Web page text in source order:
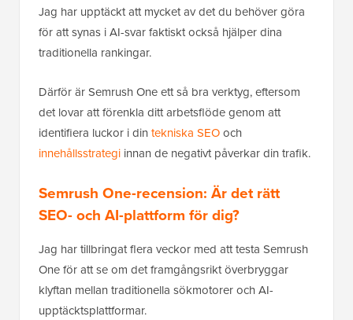
Jag har upptäckt att mycket av det du behöver göra
för att synas i AI-svar faktiskt också hjälper dina
traditionella rankingar.
Därför är Semrush One ett så bra verktyg, eftersom
det lovar att förenkla ditt arbetsflöde genom att
identifiera luckor i din tekniska SEOoch
innehållsstrategi innan de negativt påverkar din trafik.
Semrush One-recension: Är det rätt
SEO- och AI-plattform för dig?
Jag har tillbringat flera veckor med att testa Semrush
One för att se om det framgångsrikt överbryggar
klyftan mellan traditionella sökmotorer och AI-
upptäcktsplattformar.